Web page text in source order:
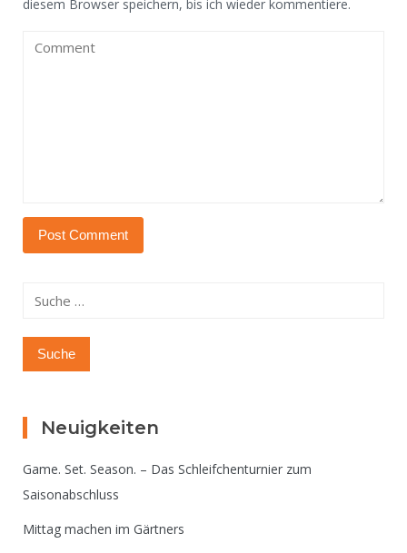
diesem Browser speichern, bis ich wieder kommentiere.
Suche
Neuigkeiten
Game. Set. Season. – Das Schleifchenturnier zum
Saisonabschluss
Mittag machen im Gärtners